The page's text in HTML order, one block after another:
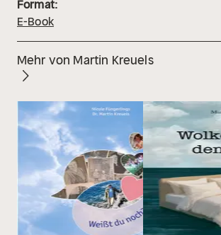
Format:
E-Book
Mehr von Martin Kreuels